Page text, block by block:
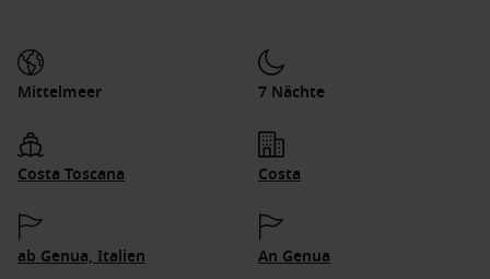
Mittelmeer 7 Nächte
Costa Toscana Costa
ab Genua, Italien An Genua